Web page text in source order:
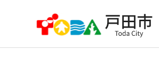
の